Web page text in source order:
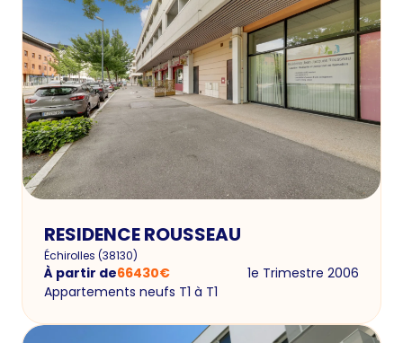
RESIDENCE ROUSSEAU
Échirolles (38130)
À partir de66430€
1e Trimestre 2006
Appartements neufs T1 à T1